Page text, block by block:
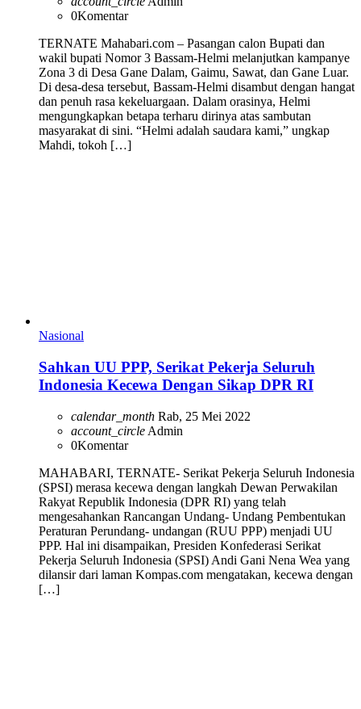
0Komentar
TERNATE Mahabari.com – Pasangan calon Bupati dan
wakil bupati Nomor 3 Bassam-Helmi melanjutkan kampanye
Zona 3 di Desa Gane Dalam, Gaimu, Sawat, dan Gane Luar.
Di desa-desa tersebut, Bassam-Helmi disambut dengan hangat
dan penuh rasa kekeluargaan. Dalam orasinya, Helmi
mengungkapkan betapa terharu dirinya atas sambutan
masyarakat di sini. “Helmi adalah saudara kami,” ungkap
Mahdi, tokoh […]
Nasional
Sahkan UU PPP, Serikat Pekerja Seluruh
Indonesia Kecewa Dengan Sikap DPR RI
calendar_month Rab, 25 Mei 2022
account_circle Admin
0Komentar
MAHABARI, TERNATE- Serikat Pekerja Seluruh Indonesia
(SPSI) merasa kecewa dengan langkah Dewan Perwakilan
Rakyat Republik Indonesia (DPR RI) yang telah
mengesahankan Rancangan Undang- Undang Pembentukan
Peraturan Perundang- undangan (RUU PPP) menjadi UU
PPP. Hal ini disampaikan, Presiden Konfederasi Serikat
Pekerja Seluruh Indonesia (SPSI) Andi Gani Nena Wea yang
dilansir dari laman Kompas.com mengatakan, kecewa dengan
[…]